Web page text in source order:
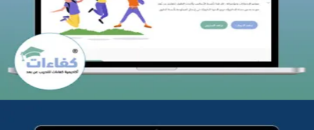
التفاصيل